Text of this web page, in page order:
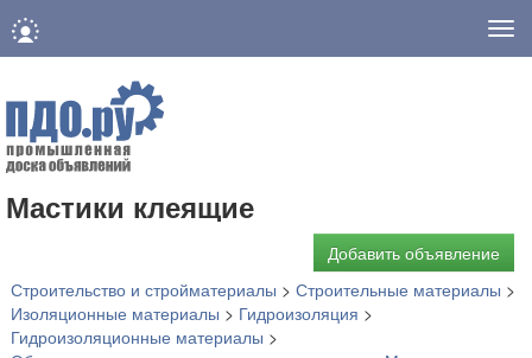
Мастики клеящие
Добавить объявление
Строительство и стройматериалы > Строительные материалы >
Изоляционные материалы > Гидроизоляция >
Гидроизоляционные материалы >